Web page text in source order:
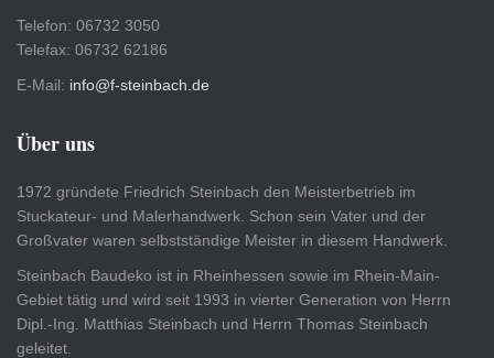
Telefon: 06732 3050
Telefax: 06732 62186
E-Mail: info@f-steinbach.de
Über uns
1972 gründete Friedrich Steinbach den Meisterbetrieb im
Stuckateur- und Malerhandwerk. Schon sein Vater und der
Großvater waren selbstständige Meister in diesem Handwerk.
Steinbach Baudeko ist in Rheinhessen sowie im Rhein-Main-
Gebiet tätig und wird seit 1993 in vierter Generation von Herrn
Dipl.-Ing. Matthias Steinbach und Herrn Thomas Steinbach
geleitet.